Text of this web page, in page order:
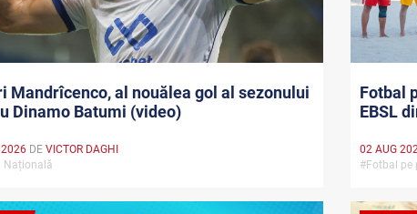
Mandrîcenco, al nouălea gol al sezonului
Dinamo Batumi (video)
DE VICTOR DAGHI
Națională
Fotbal
EBSL
02 AUG
#Fotbal pe